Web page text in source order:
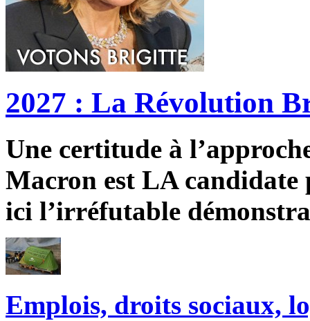
2027 : La Révolution
Une certitude à
Macron est LA candidate
ici l’irréfutable
Emplois, droits sociaux,